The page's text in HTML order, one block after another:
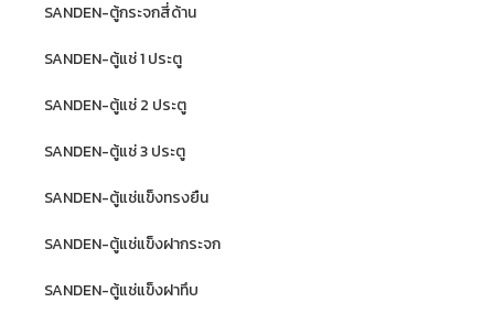
SANDEN-ตู้กระจกสี่ด้าน
SANDEN-ตู้แช่ 1 ประตู
SANDEN-ตู้แช่ 2 ประตู
SANDEN-ตู้แช่ 3 ประตู
SANDEN-ตู้แช่แข็งทรงยืน
SANDEN-ตู้แช่แข็งฝากระจก
SANDEN-ตู้แช่แข็งฝาทึบ